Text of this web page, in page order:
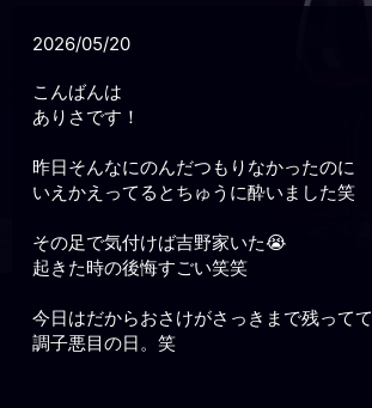
2026/05/20
こんばんは
ありさです！
昨日そんなにのんだつもりなかったのに
いえかえってるとちゅうに酔いました笑
その足で気付けば吉野家いた😭
起きた時の後悔すごい笑笑
今日はだからおさけがさっきまで残ってて
調子悪目の日。笑